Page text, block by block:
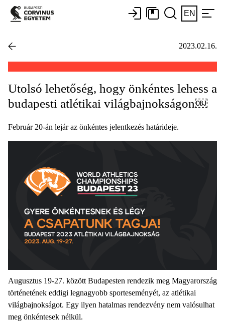
EN
2023.02.16.
Utolsó lehetőség, hogy önkéntes lehess a
budapesti atlétikai világbajnokságon￼
Február 20-án lejár az önkéntes jelentkezés határideje.
Augusztus 19-27. között Budapesten rendezik meg Magyarország
történetének eddigi legnagyobb sporteseményét, az atlétikai
világbajnokságot. Egy ilyen hatalmas rendezvény nem valósulhat
meg önkéntesek nélkül.